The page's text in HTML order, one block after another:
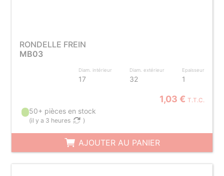
RONDELLE FREIN
MB03
Diam. intérieur
17
Diam. extérieur
32
Epaisseur
1
1,03 € T.T.C.
50+ pièces en stock
(il y a 3 heures )
AJOUTER AU PANIER